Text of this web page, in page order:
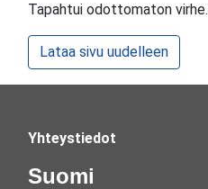
Tapahtui odottomaton virhe.
Lataa sivu uudelleen
Yhteystiedot
Suomi